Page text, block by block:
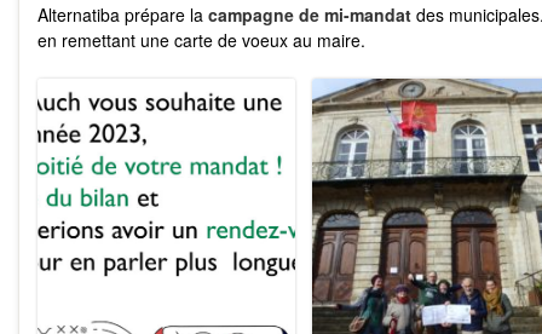
Alternatiba prépare la campagne de mi-mandat des
en remettant une carte de voeux au maire.